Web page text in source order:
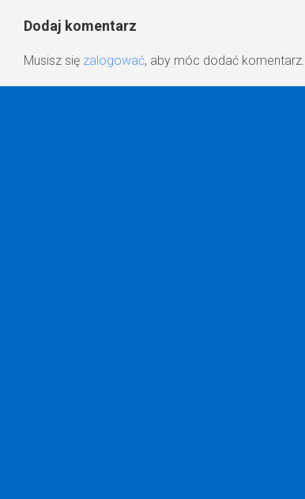
Dodaj komentarz
Musisz się zalogować, aby móc dodać komentarz.